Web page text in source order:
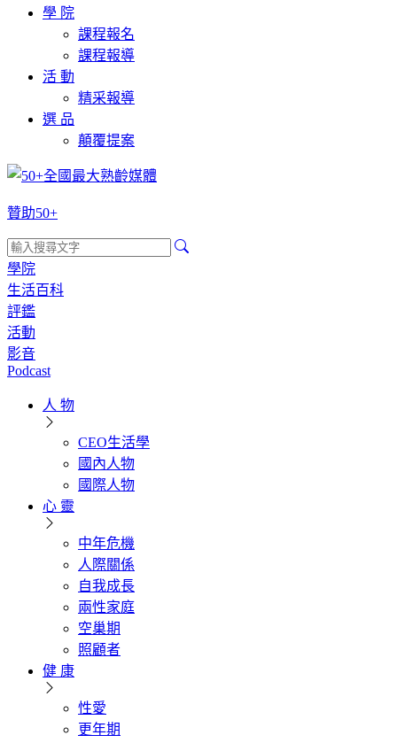
學 院
課程報名
課程報導
活 動
精采報導
選 品
顛覆提案
贊助50+
學院
生活百科
評鑑
活動
影音
Podcast
人 物
CEO生活學
國內人物
國際人物
心 靈
中年危機
人際關係
自我成長
兩性家庭
空巢期
照顧者
健 康
性愛
更年期